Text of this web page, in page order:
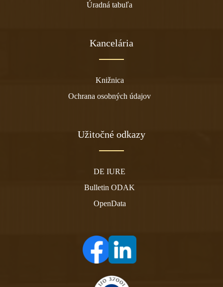
Úradná tabuľa
Kancelária
Knižnica
Ochrana osobných údajov
Užitočné odkazy
DE IURE
Bulletin ODAK
OpenData
(otvára sa v novom tabe)
(otvára sa v novom tabe)